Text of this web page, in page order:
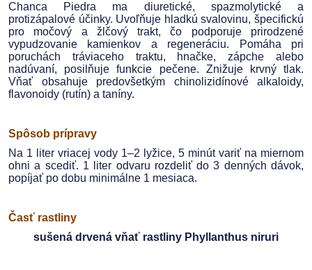
Chanca Piedra ma diuretické, spazmolytické a
protizápalové účinky. Uvoľňuje hladkú svalovinu, špecifickú
pro močový a žlčový trakt, čo podporuje prirodzené
vypudzovanie kamienkov a regeneráciu. Pomáha pri
poruchách tráviaceho traktu, hnačke, zápche alebo
nadúvaní, posilňuje funkcie pečene. Znižuje krvný tlak.
Vňať obsahuje predovšetkým chinolizidínové alkaloidy,
flavonoidy (rutín) a taníny.
Spôsob prípravy
Na 1 liter vriacej vody 1–2 lyžice, 5 minút variť na miernom
ohni a scediť. 1 liter odvaru rozdeliť do 3 denných dávok,
popíjať po dobu minimálne 1 mesiaca.
Časť rastliny
sušená drvená vňať rastliny Phyllanthus niruri